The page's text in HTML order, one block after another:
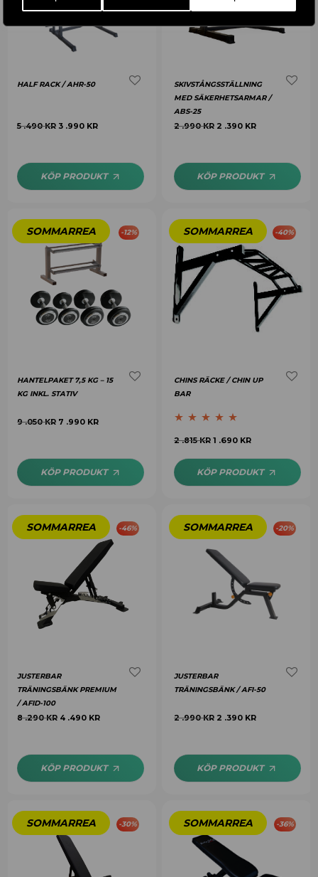
HALF RACK / AHR-50
5 .490KR 3 .990 KR
KÖP PRODUKT
SKIVSTÅNGSSTÄLLNING
MED SÄKERHETSARMAR /
ABS-25
2 .990KR 2 .390 KR
KÖP PRODUKT
-12%
HANTELPAKET 7,5 KG – 15
KG INKL. STATIV
9 .050KR 7 .990 KR
KÖP PRODUKT
-40%
CHINS RÄCKE / CHIN UP
BAR
Betygsatt4.89
2 .815KR 1 .690 KR
KÖP PRODUKT
-46%
JUSTERBAR
TRÄNINGSBÄNK PREMIUM
/ AFID-100
8 .290KR 4 .490 KR
KÖP PRODUKT
-20%
JUSTERBAR
TRÄNINGSBÄNK / AFI-50
2 .990KR 2 .390 KR
KÖP PRODUKT
-30% -36%